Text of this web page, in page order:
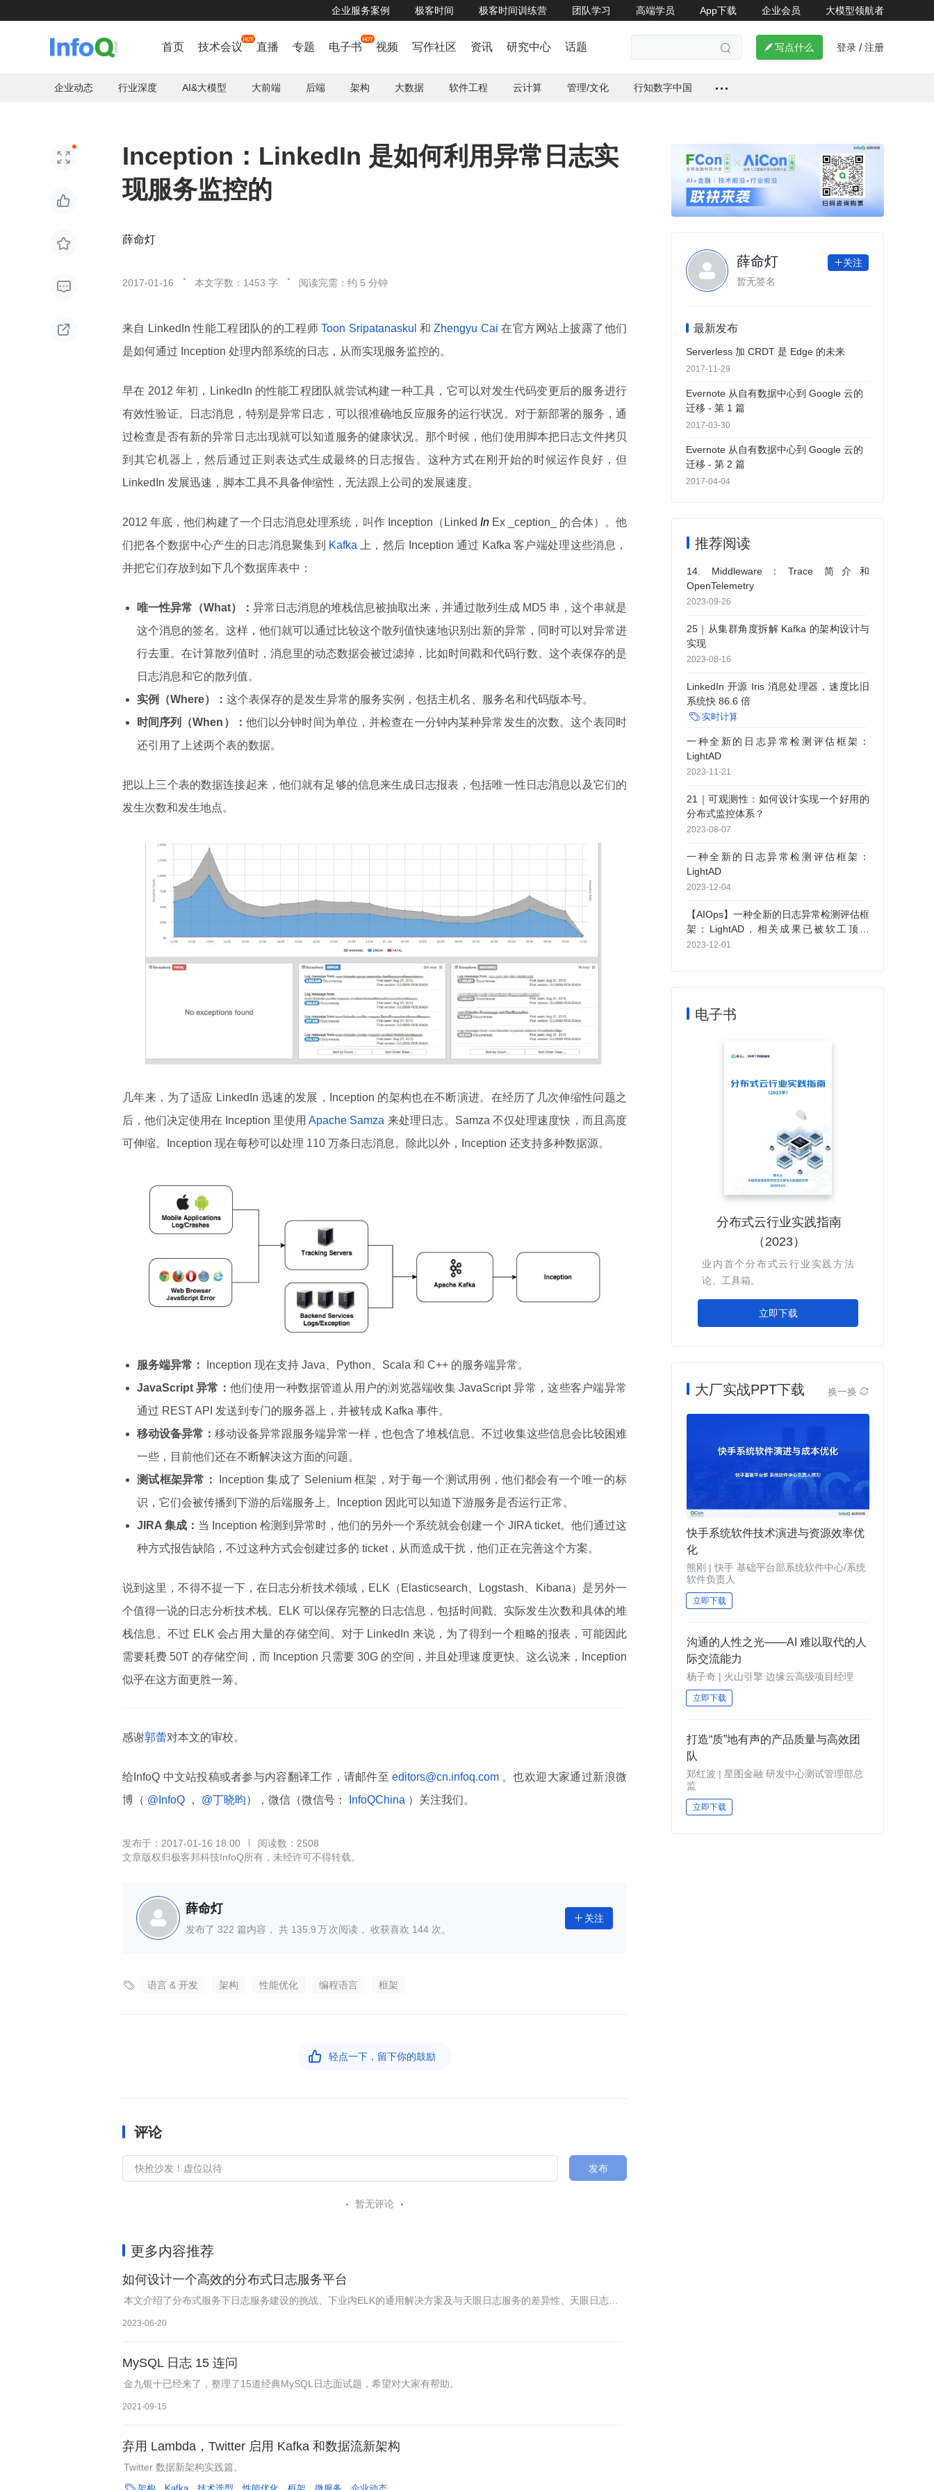
企业服务案例 极客时间 极客时间训练营 团队学习 高端学员 App下载 企业会员 大模型领航者
首页 技术会议 直播 专题 电子书 视频 写作社区 资讯 研究中心 话题   写点什么 登录 / 注册
企业动态 行业深度 AI&大模型 大前端 后端 架构 大数据 软件工程 云计算 管理/文化 行知数字中国





Inception：LinkedIn 是如何利用异常日志实
现服务监控的
薛命灯
2017-01-16 本文字数：1453 字 阅读完需：约 5 分钟
来自 LinkedIn 性能工程团队的的工程师 Toon Sripatanaskul 和 Zhengyu Cai 在官方网站上披露了他们
是如何通过 Inception 处理内部系统的日志，从而实现服务监控的。
早在 2012 年初，LinkedIn 的性能工程团队就尝试构建一种工具，它可以对发生代码变更后的服务进行
有效性验证。日志消息，特别是异常日志，可以很准确地反应服务的运行状况。对于新部署的服务，通
过检查是否有新的异常日志出现就可以知道服务的健康状况。那个时候，他们使用脚本把日志文件拷贝
到其它机器上，然后通过正则表达式生成最终的日志报告。这种方式在刚开始的时候运作良好，但
LinkedIn 发展迅速，脚本工具不具备伸缩性，无法跟上公司的发展速度。
2012 年底，他们构建了一个日志消息处理系统，叫作 Inception（Linked In Ex _ception_ 的合体）。他
们把各个数据中心产生的日志消息聚集到 Kafka
上，然后 Inception 通过 Kafka 客户端处理这些消息，
并把它们存放到如下几个数据库表中：
唯一性异常（What）： 异常日志消息的堆栈信息被抽取出来，并通过散列生成 MD5 串，这个串就是
这个消息的签名。这样，他们就可以通过比较这个散列值快速地识别出新的异常，同时可以对异常进
行去重。在计算散列值时，消息里的动态数据会被过滤掉，比如时间戳和代码行数。这个表保存的是
日志消息和它的散列值。
实例（Where）： 这个表保存的是发生异常的服务实例，包括主机名、服务名和代码版本号。
时间序列（When）： 他们以分钟时间为单位，并检查在一分钟内某种异常发生的次数。这个表同时
还引用了上述两个表的数据。
把以上三个表的数据连接起来，他们就有足够的信息来生成日志报表，包括唯一性日志消息以及它们的
发生次数和发生地点。
几年来，为了适应 LinkedIn 迅速的发展，Inception 的架构也在不断演进。在经历了几次伸缩性问题之
后，他们决定使用在 Inception 里使用 Apache Samza 来处理日志。Samza 不仅处理速度快，而且高度
可伸缩。Inception 现在每秒可以处理 110 万条日志消息。除此以外，Inception 还支持多种数据源。
服务端异常：
Inception 现在支持 Java、Python、Scala 和 C++ 的服务端异常。
JavaScript 异常： 他们使用一种数据管道从用户的浏览器端收集 JavaScript 异常，这些客户端异常
通过 REST API 发送到专门的服务器上，并被转成 Kafka 事件。
移动设备异常： 移动设备异常跟服务端异常一样，也包含了堆栈信息。不过收集这些信息会比较困难
一些，目前他们还在不断解决这方面的问题。
测试框架异常：
Inception 集成了 Selenium 框架，对于每一个测试用例，他们都会有一个唯一的标
识，它们会被传播到下游的后端服务上。Inception 因此可以知道下游服务是否运行正常。
JIRA 集成： 当 Inception 检测到异常时，他们的另外一个系统就会创建一个 JIRA ticket。他们通过这
种方式报告缺陷，不过这种方式会创建过多的 ticket，从而造成干扰，他们正在完善这个方案。
说到这里，不得不提一下，在日志分析技术领域，ELK（Elasticsearch、Logstash、Kibana）是另外一
个值得一说的日志分析技术栈。ELK 可以保存完整的日志信息，包括时间戳、实际发生次数和具体的堆
栈信息。不过 ELK 会占用大量的存储空间。对于 LinkedIn 来说，为了得到一个粗略的报表，可能因此
需要耗费 50T 的存储空间，而 Inception 只需要 30G 的空间，并且处理速度更快。这么说来，Inception
似乎在这方面更胜一筹。
感谢郭蕾对本文的审校。
给InfoQ 中文站投稿或者参与内容翻译工作，请邮件至 editors@cn.infoq.com 。也欢迎大家通过新浪微
博（ @InfoQ ， @丁晓昀），微信（微信号： InfoQChina ）关注我们。
2017-01-16 18:00
2508
文章版权归极客邦科技InfoQ所有，未经许可不得转载。
薛命灯
发布了 322 篇内容， 共 135.9 次阅读， 收获喜欢 144 次。
 关注
 语言 & 开发 架构 性能优化 编程语言 框架
 轻点一下，留下你的鼓励
评论
发布
暂无评论
更多内容推荐
如何设计一个高效的分布式日志服务平台
本文介绍了分布式服务下日志服务建设的挑战、下业内ELK的通用解决方案及与天眼日志服务的差异性、天眼日志服
2023-06-20
MySQL 日志 15 连问
金九银十已经来了，整理了15道经典MySQL日志面试题，希望对大家有帮助。
2021-09-15
弃用 Lambda，Twitter 启用 Kafka 和数据流新架构
Twitter 数据新架构实践篇。
薛命灯 关注
暂无签名
最新发布
Serverless 加 CRDT 是 Edge 的未来
2017-11-29
Evernote 从自有数据中心到 Google 云的
迁移 - 第 1 篇
2017-03-30
Evernote 从自有数据中心到 Google 云的
迁移 - 第 2 篇
2017-04-04
推荐阅读
14. Middleware：Trace 简介和
OpenTelemetry
2023-09-26
25｜从集群角度拆解 Kafka 的架构设计与
实现
2023-08-16
LinkedIn 开源 Iris 消息处理器，速度比旧
系统快 86.6 倍
实时计算
一种全新的日志异常检测评估框架：
LightAD
2023-11-21
21｜可观测性：如何设计实现一个好用的
分布式监控体系？
2023-08-07
一种全新的日志异常检测评估框架：
LightAD
2023-12-04
【AIOps】一种全新的日志异常检测评估框
架：LightAD，相关成果已被软工顶会
ICSE 2024 录用
2023-12-01
电子书
分布式云行业实践指南
（2023）
业内首个分布式云行业实践方法
论、工具箱。
立即下载
大厂实战PPT下载 换一换 
快手系统软件技术演进与资源效率优
化
熊刚 | 快手 基础平台部系统软件中心/系统
软件负责人
立即下载
沟通的人性之光——AI 难以取代的人
际交流能力
杨子奇 | 火山引擎 边缘云高级项目经理
立即下载
打造“质”地有声的产品质量与高效团
队
郑红波 | 星图金融 研发中心测试管理部总
监
立即下载